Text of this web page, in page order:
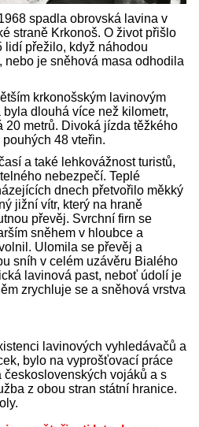
spadla obrovská lavina v
straně Krkonoš. O život přišlo
lidí přežilo, když náhodou
nebo je sněhová masa odhodila
krkonošským lavinovým
dlouhá více než kilometr,
20 metrů. Divoká jízda těžkého
48 vteřin.
a také lehkovážnost turistů,
nebezpečí. Teplé
dnech přetvořilo měkký
jižní vítr, který na hraně
převěj. Svrchní firn se
sněhem v hloubce a
Ulomila se převěj a
sníh v celém uzávěru Bialého
lavinová past, neboť údolí je
zrychluje se a sněhová vrstva
lavinových vyhledávačů a
bylo na vyprošťovací práce
vojáků a s
z obou stran státní hranice.